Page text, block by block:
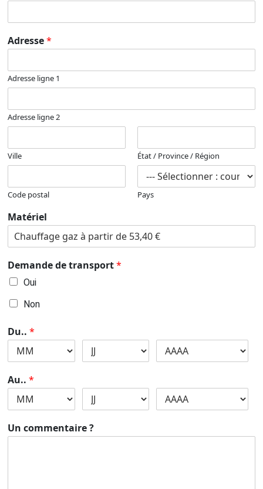
Adresse*
Adresse ligne 1
Adresse ligne 2
Ville État / Province / Région
Code postal Pays
Matériel
Demande de transport*
Oui
Non
Du.. *
Au.. *
Un commentaire ?